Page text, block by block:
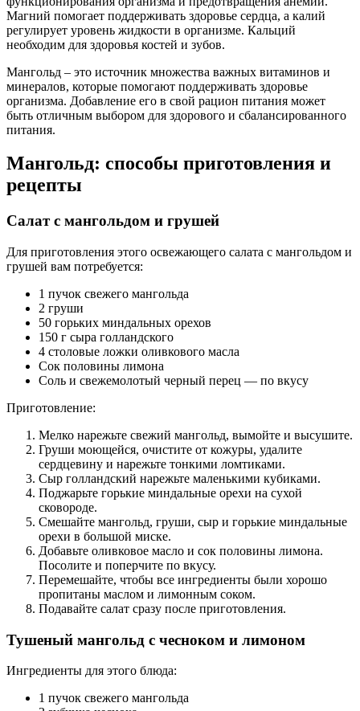
Магний помогает поддерживать здоровье сердца, а калий
регулирует уровень жидкости в организме. Кальций
необходим для здоровья костей и зубов.
Мангольд – это источник множества важных витаминов и
минералов, которые помогают поддерживать здоровье
организма. Добавление его в свой рацион питания может
быть отличным выбором для здорового и сбалансированного
питания.
Мангольд: способы приготовления и
рецепты
Салат с мангольдом и грушей
Для приготовления этого освежающего салата с мангольдом и
грушей вам потребуется:
1 пучок свежего мангольда
2 груши
50 горьких миндальных орехов
150 г сыра голландского
4 столовые ложки оливкового масла
Сок половины лимона
Соль и свежемолотый черный перец — по вкусу
Приготовление:
Мелко нарежьте свежий мангольд, вымойте и высушите.
Груши моющейся, очистите от кожуры, удалите
сердцевину и нарежьте тонкими ломтиками.
Сыр голландский нарежьте маленькими кубиками.
Поджарьте горькие миндальные орехи на сухой
сковороде.
Смешайте мангольд, груши, сыр и горькие миндальные
орехи в большой миске.
Добавьте оливковое масло и сок половины лимона.
Посолите и поперчите по вкусу.
Перемешайте, чтобы все ингредиенты были хорошо
пропитаны маслом и лимонным соком.
Подавайте салат сразу после приготовления.
Тушеный мангольд с чесноком и лимоном
Ингредиенты для этого блюда:
1 пучок свежего мангольда